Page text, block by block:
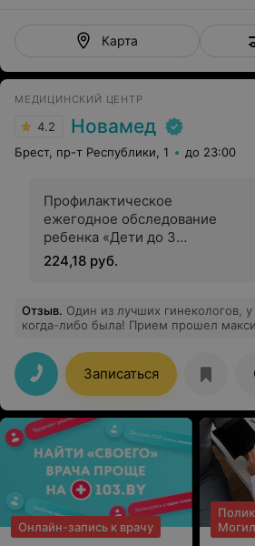
Карта
МЕДИЦИНСКИЙ ЦЕНТР
4.2 Новамед
Брест, пр-т Республики, 1 до 23:00
Профилактическое
ежегодное обследование
ребенка «Дети до 3
месяцев»
224,18 руб.
Отзыв. Один из лучших гинекологов,
когда-либо была! Прием прошел
деликатным. Анна Анатольевна
интересующие меня вопросы сразу,
спешки. Очень воспитанный и
нет неуместных шуток или колких
которыми, к сожалению, иногда
платных клиниках. В ходе осмотра
небольшую проблему, но сразу
что ничего серьезного нет.
рекомендовать ее знакомым и сама
не раз! Слава Богу, что есть такие
Записаться
Онлайн-запись к врачу